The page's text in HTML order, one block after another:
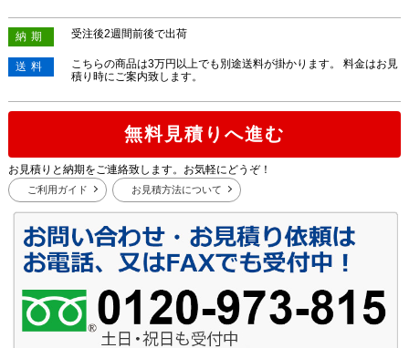
納期 受注後2週間前後で出荷
送料
こちらの商品は3万円以上でも別途送料が掛かります。 料金はお見
積り時にご案内致します。
無料見積りへ進む
お見積りと納期をご連絡致します。お気軽にどうぞ！
ご利用ガイド お見積方法について